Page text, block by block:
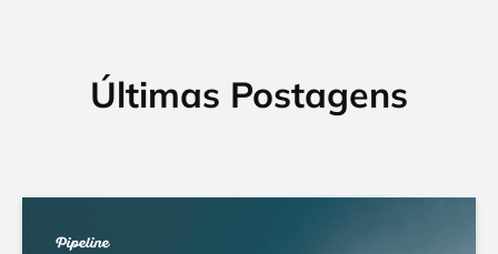
Últimas Postagens